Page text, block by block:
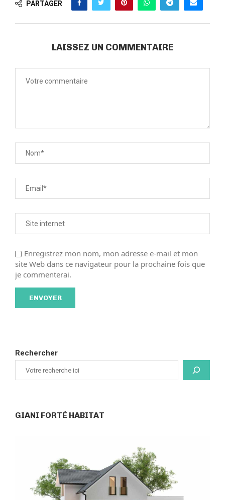
PARTAGER
LAISSEZ UN COMMENTAIRE
Enregistrez mon nom, mon adresse e-mail et mon
site Web dans ce navigateur pour la prochaine fois que
je commenterai.
Rechercher
GIANI FORTÉ HABITAT